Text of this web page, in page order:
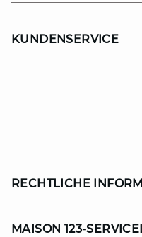
KUNDENSERVICE
RECHTLICHE
MAISON 123-